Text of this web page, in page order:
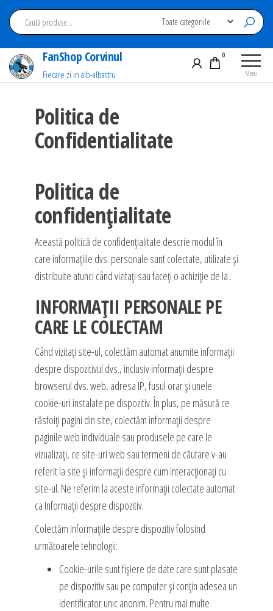
FanShop Corvinul
Fiecare zi in alb-albastru Meniu
0
Politica de
Confidentialitate
Politica de
confidențialitate
Această politică de confidențialitate descrie modul în
care informațiile dvs. personale sunt colectate, utilizate și
distribuite atunci când vizitați sau faceți o achiziție de la .
INFORMAȚII PERSONALE PE
CARE LE COLECTAM
Când vizitați site-ul, colectăm automat anumite informații
despre dispozitivul dvs., inclusiv informații despre
browserul dvs. web, adresa IP, fusul orar și unele
cookie-uri instalate pe dispozitiv. În plus, pe măsură ce
răsfoiți pagini din site, colectăm informații despre
paginile web individuale sau produsele pe care le
vizualizați, ce site-uri web sau termeni de căutare v-au
referit la site și informații despre cum interacționați cu
site-ul. Ne referim la aceste informații colectate automat
ca Informații despre dispozitiv.
Colectăm informațiile despre dispozitiv folosind
următoarele tehnologii:
Cookie-urile sunt fișiere de date care sunt plasate
pe dispozitiv sau pe computer și conțin adesea un
identificator unic anonim. Pentru mai multe